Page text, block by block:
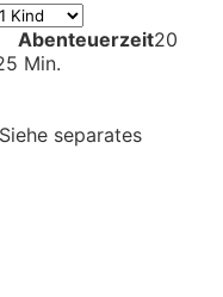
Abenteuerzeit20
Min.
Siehe separates